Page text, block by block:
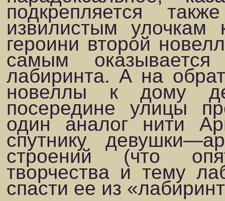
подкрепляется
извилистым улочкам
героини второй
самым
лабиринта. А на
новеллы к дому
посередине улицы
один аналог нити
спутнику
строений (что
творчества и тему
спасти ее из